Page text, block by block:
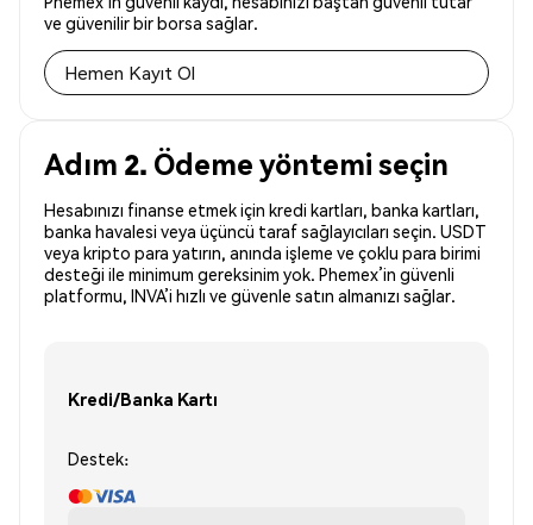
ve güvenilir bir borsa sağlar.
Hemen Kayıt Ol
Adım 2. Ödeme yöntemi seçin
Hesabınızı finanse etmek için kredi kartları, banka kartları,
banka havalesi veya üçüncü taraf sağlayıcıları seçin. USDT
veya kripto para yatırın, anında işleme ve çoklu para birimi
desteği ile minimum gereksinim yok. Phemex’in güvenli
platformu, INVA’i hızlı ve güvenle satın almanızı sağlar.
Kredi/Banka Kartı
Destek: